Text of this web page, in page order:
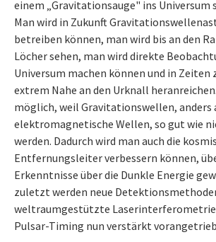
einem „Gravitationsauge" ins Universum
Man wird in Zukunft
betreiben können, man wird bis an den
Löcher sehen, man wird direkte
Universum machen können und in Zeiten
extrem Nahe an den Urknall
möglich, weil Gravitationswellen, anders
elektromagnetische Wellen, so gut wie
werden. Dadurch wird man auch die
Entfernungsleiter verbessern können,
Erkenntnisse über die Dunkle Energie
zuletzt werden neue
weltraumgestützte Laserinterferometrie
Pulsar-Timing nun verstärkt